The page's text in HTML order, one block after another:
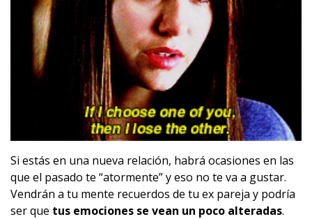
Si estás en una nueva relación, habrá ocasiones en las
que el pasado te “atormente” y eso no te va a gustar.
Vendrán a tu mente recuerdos de tu ex pareja y podría
ser que tus emociones se vean un poco alteradas.